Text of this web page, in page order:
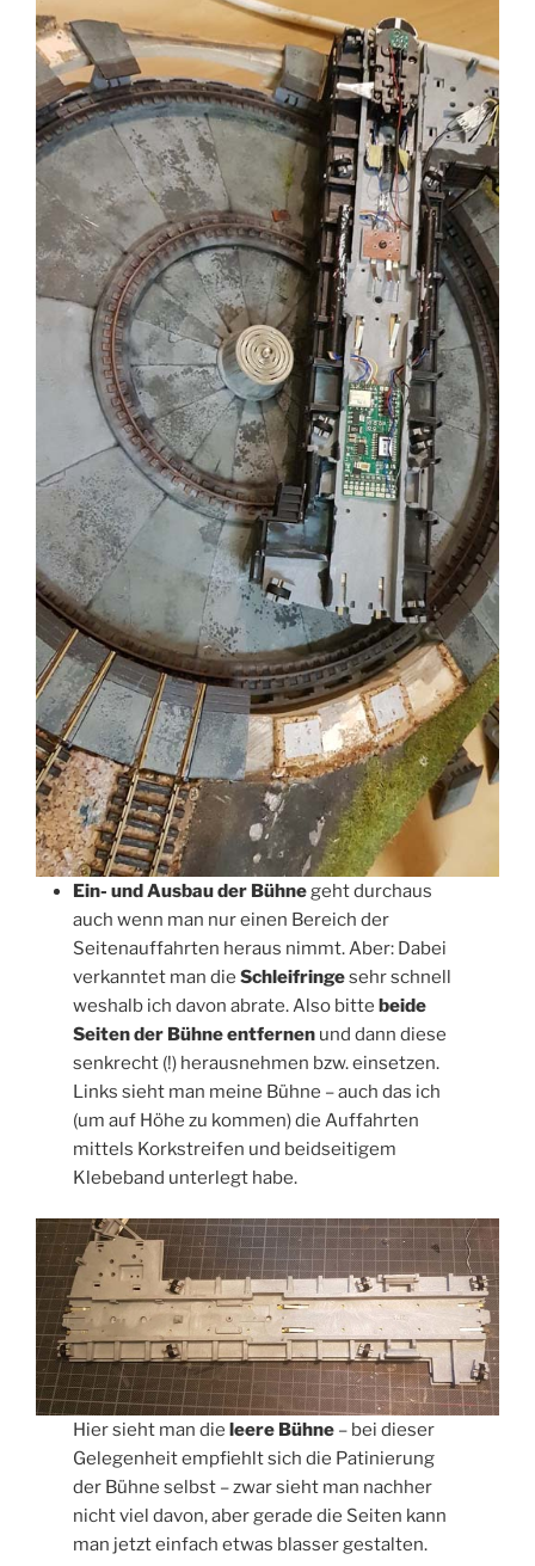
Ein- und Ausbau der Bühnegeht durchaus
auch wenn man nur einen Bereich der
Seitenauffahrten heraus nimmt. Aber: Dabei
verkanntet man dieSchleifringesehr schnell
weshalb ich davon abrate. Also bittebeide
Seiten der Bühne entfernen und dann diese
senkrecht (!) herausnehmen bzw. einsetzen.
Links sieht man meine Bühne – auch das ich
(um auf Höhe zu kommen) die Auffahrten
mittels Korkstreifen und beidseitigem
Klebeband unterlegt habe.
Hier sieht man die leere Bühne – bei dieser
Gelegenheit empfiehlt sich die Patinierung
der Bühne selbst – zwar sieht man nachher
nicht viel davon, aber gerade die Seiten kann
man jetzt einfach etwas blasser gestalten.